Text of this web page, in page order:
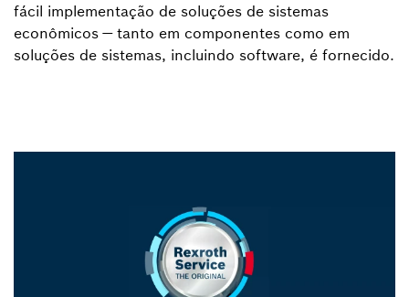
fácil implementação de soluções de sistemas
econômicos — tanto em componentes como em
soluções de sistemas, incluindo software, é fornecido.